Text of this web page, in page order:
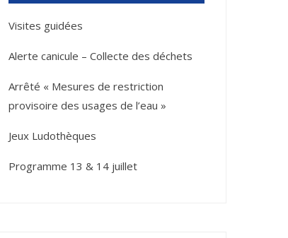
Visites guidées
Alerte canicule – Collecte des déchets
Arrêté « Mesures de restriction
provisoire des usages de l’eau »
Jeux Ludothèques
Programme 13 & 14 juillet